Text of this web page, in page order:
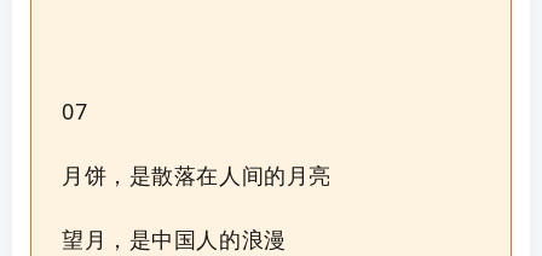
07
月饼，是散落在人间的月亮
望月，是中国人的浪漫